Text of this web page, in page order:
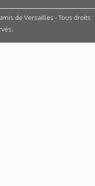
de Versailles - Tous droits